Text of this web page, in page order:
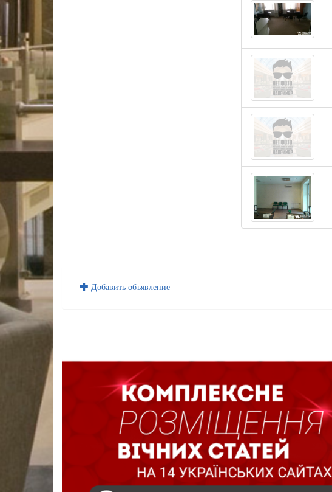
Добавить объявление